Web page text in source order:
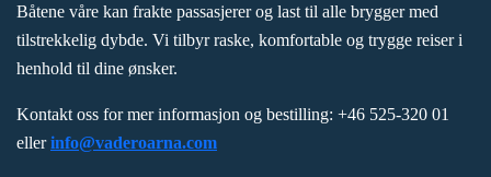
Båtene våre kan frakte passasjerer og last til alle brygger med
tilstrekkelig dybde. Vi tilbyr raske, komfortable og trygge reiser i
henhold til dine ønsker.
Kontakt oss for mer informasjon og bestilling: +46 525-320 01
ellerinfo@vaderoarna.com